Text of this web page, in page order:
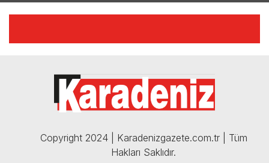
🔴🔵KARADENİZ FIRTINASI |
05.12.2024
Copyright 2024 | Karadenizgazete.com.tr | Tüm
Hakları Saklıdır.